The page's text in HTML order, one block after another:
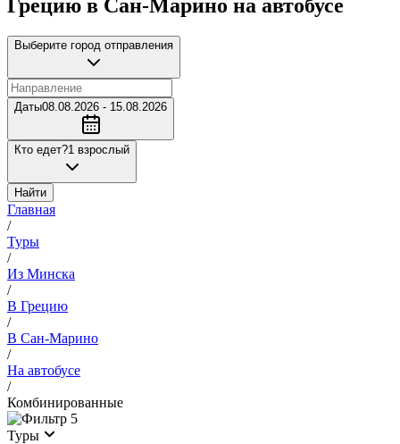
Грецию в Сан-Марино на автобусе
Выберите город отправления
Даты08.08.2026 - 15.08.2026
Кто едет?1 взрослый
Найти
Главная
/
Туры
/
Из Минска
/
В Грецию
/
В Сан-Марино
/
На автобусе
/
Комбинированные
5
Туры